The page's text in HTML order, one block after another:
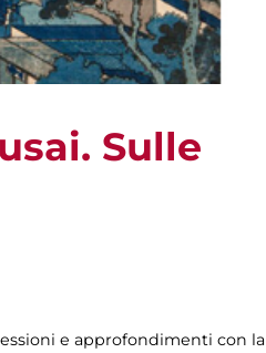
Sulle
e approfondimenti con la